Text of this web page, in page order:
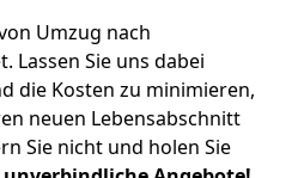
Umzug nach
Lassen Sie uns dabei
die Kosten zu minimieren,
neuen Lebensabschnitt
Sie nicht und holen Sie